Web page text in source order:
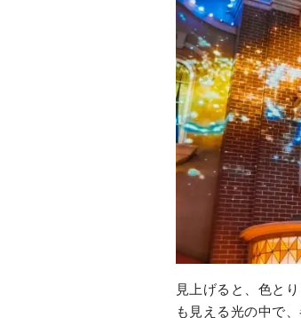
見上げると、色と
も見える光の中で